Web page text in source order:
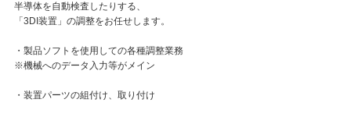
半導体を自動検査したりする、
「3DI装置」の調整をお任せします。
・製品ソフトを使用しての各種調整業務
※機械へのデータ入力等がメイン
・装置パーツの組付け、取り付け